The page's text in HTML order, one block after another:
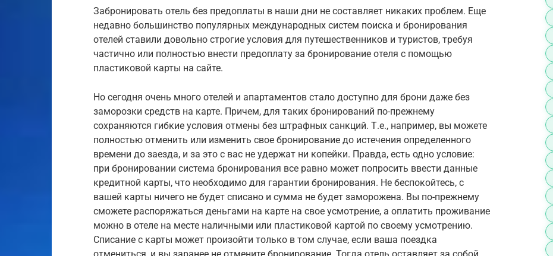
Забронировать отель без предоплаты в наши дни не составляет никаких проблем. Еще
недавно большинство популярных международных систем поиска и бронирования
отелей ставили довольно строгие условия для путешественников и туристов, требуя
частично или полностью внести предоплату за бронирование отеля с помощью
пластиковой карты на сайте.
Но сегодня очень много отелей и апартаментов стало доступно для брони даже без
заморозки средств на карте. Причем, для таких бронирований по-прежнему
сохраняются гибкие условия отмены без штрафных санкций. Т.е., например, вы можете
полностью отменить или изменить свое бронирование до истечения определенного
времени до заезда, и за это с вас не удержат ни копейки. Правда, есть одно условие:
при бронировании система бронирования все равно может попросить ввести данные
кредитной карты, что необходимо для гарантии бронирования. Не беспокойтесь, с
вашей карты ничего не будет списано и сумма не будет заморожена. Вы по-прежнему
сможете распоряжаться деньгами на карте на свое усмотрение, а оплатить проживание
можно в отеле на месте наличными или пластиковой картой по своему усмотрению.
Списание с карты может произойти только в том случае, если ваша поездка